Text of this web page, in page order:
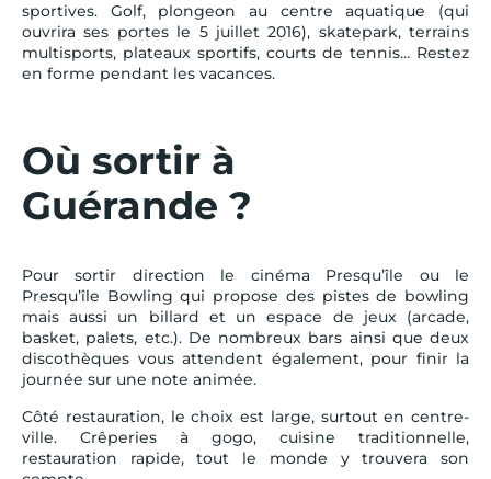
sportives. Golf, plongeon au centre aquatique (qui
ouvrira ses portes le 5 juillet 2016), skatepark, terrains
multisports, plateaux sportifs, courts de tennis… Restez
en forme pendant les vacances.
Où sortir à
Guérande ?
Pour sortir direction le cinéma Presqu’île ou le
Presqu’île Bowling qui propose des pistes de bowling
mais aussi un billard et un espace de jeux (arcade,
basket, palets, etc.). De nombreux bars ainsi que deux
discothèques vous attendent également, pour finir la
journée sur une note animée.
Côté restauration, le choix est large, surtout en centre-
ville. Crêperies à gogo, cuisine traditionnelle,
restauration rapide, tout le monde y trouvera son